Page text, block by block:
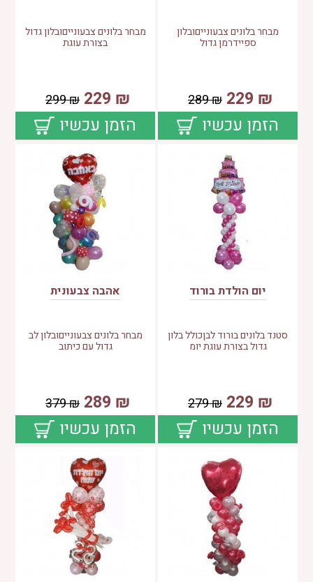
מבחר בלונים צבעונייםובלון
ספיידרמן גדול
₪
229
₪
289
הזמן עכשיו
מבחר בלונים צבעונייםובלון גדול
בצורת עוגת
₪
229
₪
299
הזמן עכשיו
יום הולדת בורוד
סטנד בלונים בורוד לבןכולל בלון
גדול בצורת עוגת יומ
₪
229
₪
279
הזמן עכשיו
אהבה צבעונית
מבחר בלונים צבעונייםובלון לב
גדול עם כיתוב
₪
289
₪
379
הזמן עכשיו